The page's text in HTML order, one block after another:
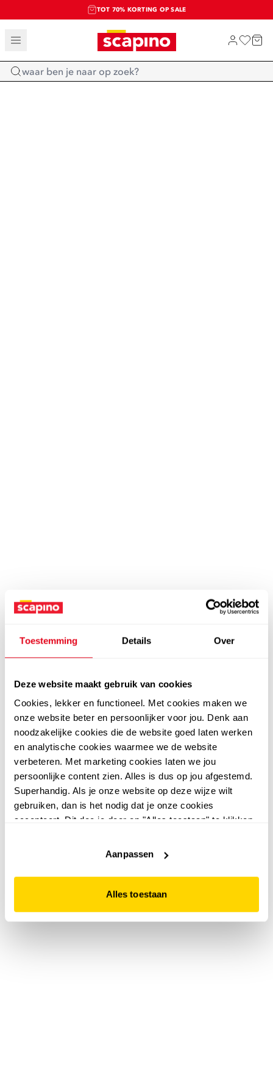
Toestemming Details Over
Deze website maakt gebruik van cookies
Cookies, lekker en functioneel. Met cookies maken we
onze website beter en persoonlijker voor jou. Denk aan
noodzakelijke cookies die de website goed laten werken
en analytische cookies waarmee we de website
verbeteren. Met marketing cookies laten we jou
persoonlijke content zien. Alles is dus op jou afgestemd.
Superhandig. Als je onze website op deze wijze wilt
gebruiken, dan is het nodig dat je onze cookies
accepteert. Dit doe je door op "Alles toestaan" te klikken.
website niet optimaal functioneert.
Aanpassen
Alles toestaan
TOT 70% KORTING OP SALE
SALE: LAATSTE KANS!
SHOP NIEUW
Home